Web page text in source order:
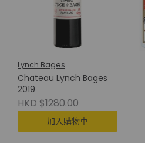
Lynch Bages
Chateau Lynch Bages
2019
HKD $1280.00
加入購物車